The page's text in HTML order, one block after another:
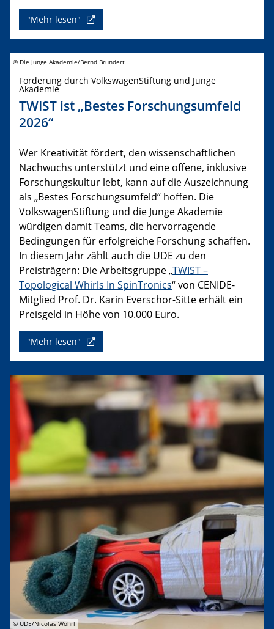
"Mehr lesen"
© Die Junge Akademie/Bernd Brundert
Förderung durch VolkswagenStiftung und Junge
Akademie
TWIST ist „Bestes Forschungsumfeld
2026“
Wer Kreativität fördert, den wissenschaftlichen
Nachwuchs unterstützt und eine offene, inklusive
Forschungskultur lebt, kann auf die Auszeichnung
als „Bestes Forschungsumfeld“ hoffen. Die
VolkswagenStiftung und die Junge Akademie
würdigen damit Teams, die hervorragende
Bedingungen für erfolgreiche Forschung schaffen.
In diesem Jahr zählt auch die UDE zu den
Preisträgern: Die Arbeitsgruppe „TWIST –
Topological Whirls In SpinTronics“ von CENIDE-
Mitglied Prof. Dr. Karin Everschor-Sitte erhält ein
Preisgeld in Höhe von 10.000 Euro.
"Mehr lesen"
© UDE/Nicolas Wöhrl